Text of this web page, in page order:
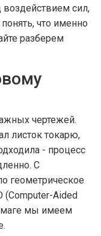
воздействием сил,
что именно
разберем
чертежей.
листок токарю,
- процесс
С
геометрическое
(Computer-Aided
мы имеем